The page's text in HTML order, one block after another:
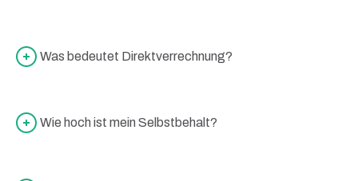
Was bedeutet Direktverrechnung?
Wie hoch ist mein Selbstbehalt?